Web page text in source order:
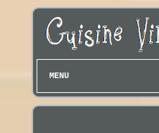
MENU